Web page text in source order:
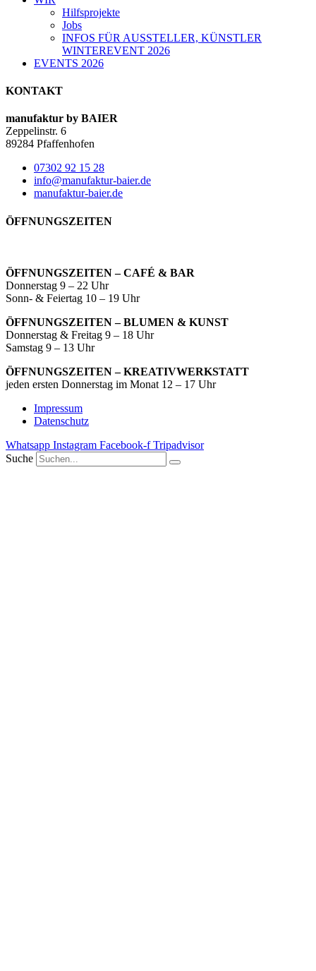
Hilfsprojekte
Jobs
INFOS FÜR AUSSTELLER, KÜNSTLER
WINTEREVENT 2026
EVENTS 2026
KONTAKT
manufaktur by BAIER
Zeppelinstr. 6
89284 Pfaffenhofen
07302 92 15 28
info@manufaktur-baier.de
manufaktur-baier.de
ÖFFNUNGSZEITEN
ÖFFNUNGSZEITEN – CAFÉ & BAR
Donnerstag 9 – 22 Uhr
Sonn- & Feiertag 10 – 19 Uhr
ÖFFNUNGSZEITEN – BLUMEN & KUNST
Donnerstag & Freitag 9 – 18 Uhr
Samstag 9 – 13 Uhr
ÖFFNUNGSZEITEN – KREATIVWERKSTATT
jeden ersten Donnerstag im Monat 12 – 17 Uhr
Impressum
Datenschutz
Whatsapp Instagram Facebook-f Tripadvisor
Suche